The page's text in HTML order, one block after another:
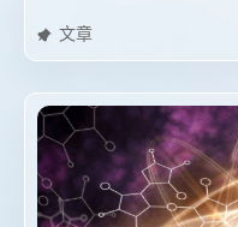
文章